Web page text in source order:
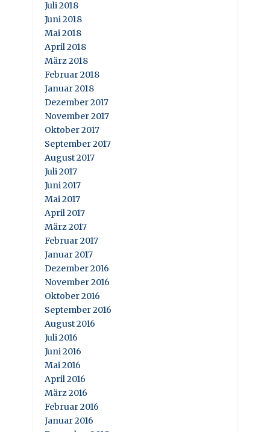
Juli 2018
Juni 2018
Mai 2018
April 2018
März 2018
Februar 2018
Januar 2018
Dezember 2017
November 2017
Oktober 2017
September 2017
August 2017
Juli 2017
Juni 2017
Mai 2017
April 2017
März 2017
Februar 2017
Januar 2017
Dezember 2016
November 2016
Oktober 2016
September 2016
August 2016
Juli 2016
Juni 2016
Mai 2016
April 2016
März 2016
Februar 2016
Januar 2016